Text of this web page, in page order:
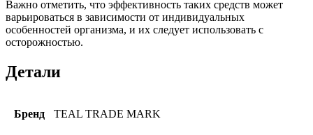
Важно отметить, что эффективность таких средств может
варьироваться в зависимости от индивидуальных
особенностей организма, и их следует использовать с
осторожностью.
Детали
Бренд TEAL TRADE MARK